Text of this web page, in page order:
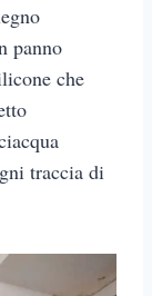
panno
che
traccia di